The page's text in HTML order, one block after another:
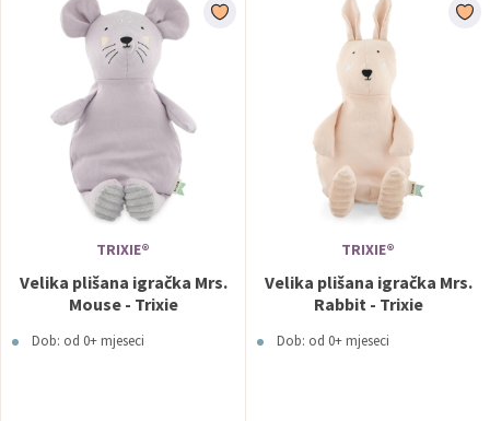
TRIXIE®
Velika plišana igračka Mrs.
Mouse - Trixie
Dob: od 0+ mjeseci
TRIXIE®
Velika plišana igračka Mrs.
Rabbit - Trixie
Dob: od 0+ mjeseci